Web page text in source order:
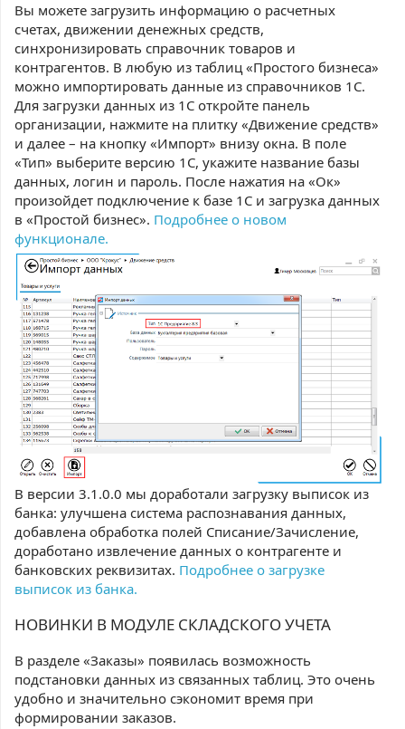
Вы можете загрузить информацию о расчетных
счетах, движении денежных средств,
синхронизировать справочник товаров и
контрагентов. В любую из таблиц «Простого бизнеса»
можно импортировать данные из справочников 1С.
Для загрузки данных из 1С откройте панель
организации, нажмите на плитку «Движение средств»
и далее – на кнопку «Импорт» внизу окна. В поле
«Тип» выберите версию 1С, укажите название базы
данных, логин и пароль. После нажатия на «Ок»
произойдет подключение к базе 1С и загрузка данных
в «Простой бизнес». Подробнее о новом
функционале.
В версии 3.1.0.0 мы доработали загрузку выписок из
банка: улучшена система распознавания данных,
добавлена обработка полей Списание/Зачисление,
доработано извлечение данных о контрагенте и
банковских реквизитах. Подробнее о загрузке
выписок из банка.
НОВИНКИ В МОДУЛЕ СКЛАДСКОГО УЧЕТА
В разделе «Заказы» появилась возможность
подстановки данных из связанных таблиц. Это очень
удобно и значительно сэкономит время при
формировании заказов.